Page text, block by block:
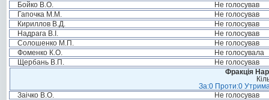
Бойко В.О.
Не голосував
Гапочка М.М.
Не голосував
Кириллов В.Д.
Не голосував
Надрага В.І.
Не голосував
Солошенко М.П.
Не голосував
Фоменко К.О.
Не голосувала
Щербань В.П.
Не голосував
Фракція
За:0 Проти:0
Заічко В.О.
Не голосував